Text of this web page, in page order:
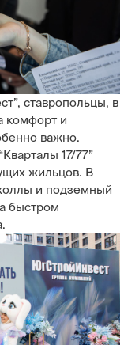
ставропольцы, в
комфорт и
важно.
17/77”
жильцов. В
и подземный
быстром